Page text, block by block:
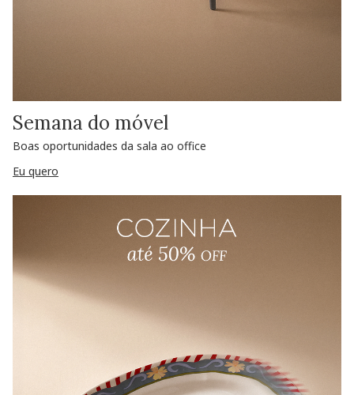
Semana do móvel
Boas oportunidades da sala ao office
Eu quero